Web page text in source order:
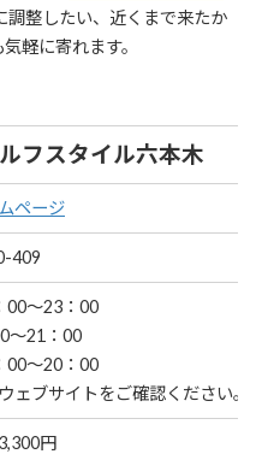
調整したい、近くまで来たか
軽に寄れます。
フスタイル六本木
ページ
409
00～23：00
～21：00
00～20：00
ェブサイトをご確認ください。
円